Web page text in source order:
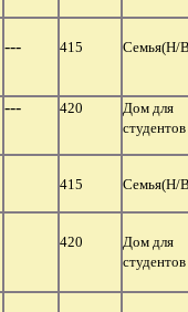
--- 415 Семья(Н/
--- 420
Дом для
студентов
415 Семья(Н/
420
Дом для
студентов